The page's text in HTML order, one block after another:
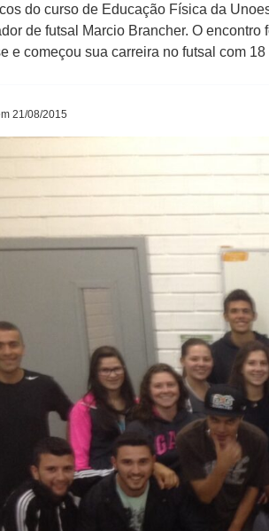
do curso de Educação Física da
de futsal Marcio Brancher. O
e começou sua carreira no futsal com
21/08/2015